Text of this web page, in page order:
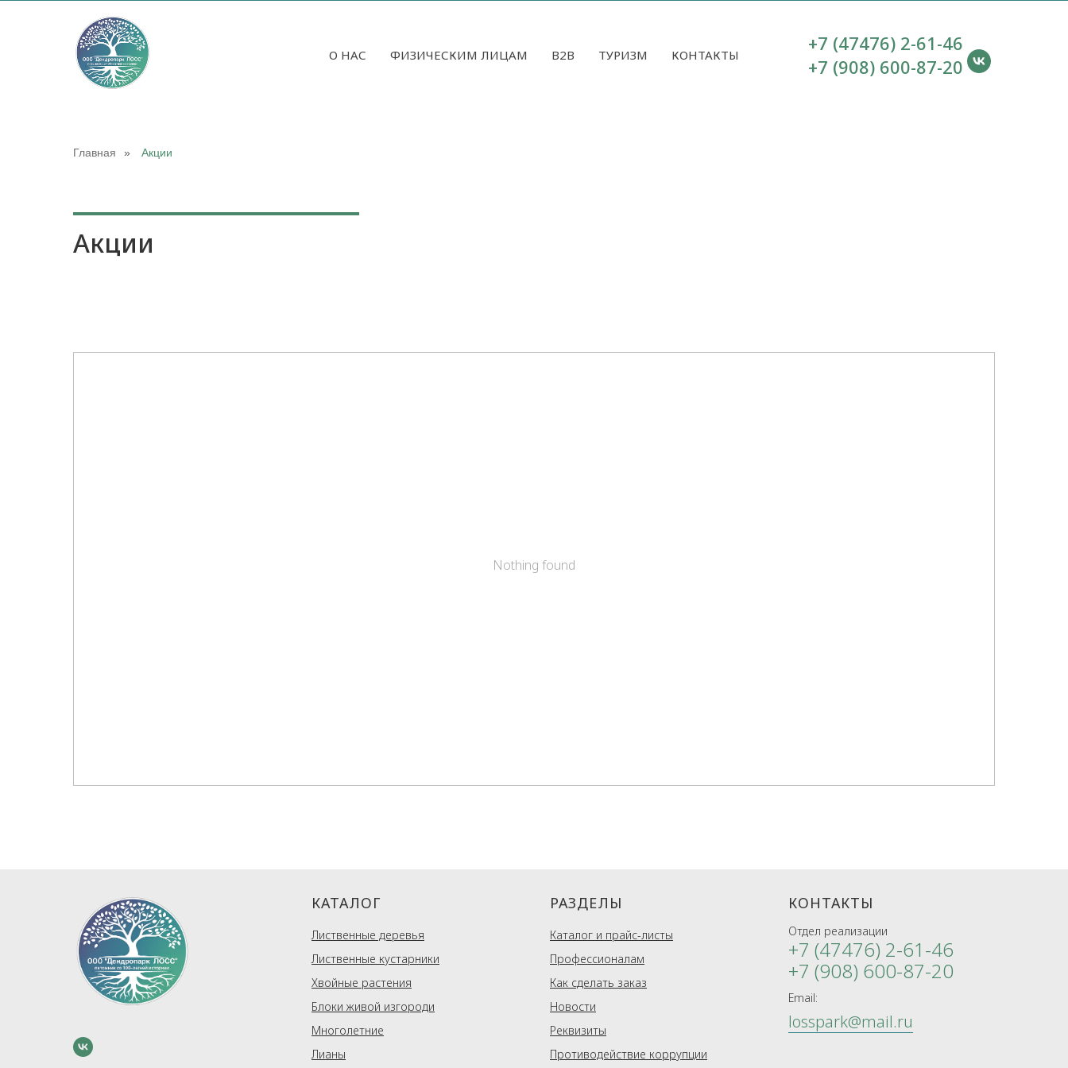
О НАС ФИЗИЧЕСКИМ ЛИЦАМ B2B ТУРИЗМ КОНТАКТЫ
+7 (47476) 2-61-46
+7 (908) 600-87-20
Главная » Акции
Акции
Nothing found
КАТАЛОГ
Лиственные деревья
Лиственные кустарники
Хвойные растения
Блоки живой изгороди
Многолетние
Лианы
РАЗДЕЛЫ
Каталог и прайс-листы
Профессионалам
Как сделать заказ
Новости
Реквизиты
Противодействие коррупции
КОНТАКТЫ
Отдел реализации
+7 (47476) 2-61-46
+7 (908) 600-87-20
Email:
losspark@mail.ru